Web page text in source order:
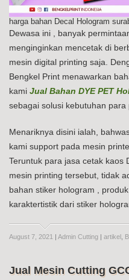
harga bahan Decal Hologram
Dewasa ini , banyak
menginginkan mencetak di
mesin digital printing saja.
Bengkel Print menawarkan
kami Jual Bahan DYE PET
sebagai solusi kebutuhan
Menariknya disini ialah,
kami support pada mesin
Teruntuk para jasa cetak kaos
mesin printing tersebut, tidak
bahan stiker hologram ,
karaktertistik dari stiker
August 7, 2021 | Admin Cutting | artikel
Jual Mesin Cutting